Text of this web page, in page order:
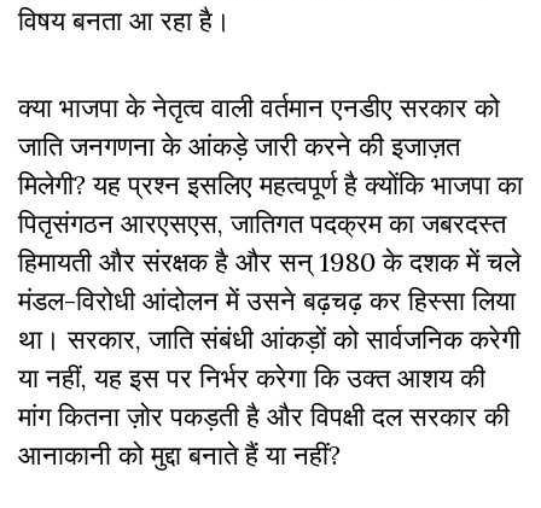
विषय बनता आ रहा है।
क्या भाजपा के नेतृत्व वाली वर्तमान एनडीए सरकार को
जाति जनगणना के आंकड़े जारी करने की इजाज़त
मिलेगी? यह प्रश्न इसलिए महत्वपूर्ण है क्योंकि भाजपा का
पितृसंगठन आरएसएस, जातिगत पदक्रम का जबरदस्त
हिमायती और संरक्षक है और सन् 1980 के दशक में चले
मंडल-विरोधी आंदोलन में उसने बढ़चढ़ कर हिस्सा लिया
था। सरकार, जाति संबंधी आंकड़ों को सार्वजनिक करेगी
या नहीं, यह इस पर निर्भर करेगा कि उक्त आशय की
मांग कितना ज़ोर पकड़ती है और विपक्षी दल सरकार की
आनाकानी को मुद्दा बनाते हैं या नहीं?